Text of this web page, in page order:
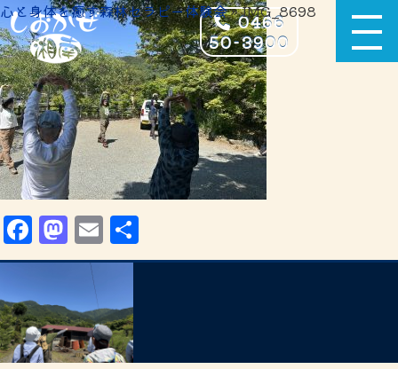
0466
50-3900
心と身体を癒す森林セラピー体験会» IMG_8698
Facebook
Mastodon
Email
有